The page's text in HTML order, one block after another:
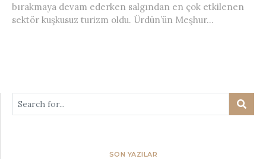
bırakmaya devam ederken salgından en çok etkilenen
sektör kuşkusuz turizm oldu. Ürdün’ün Meşhur...
SON YAZILAR